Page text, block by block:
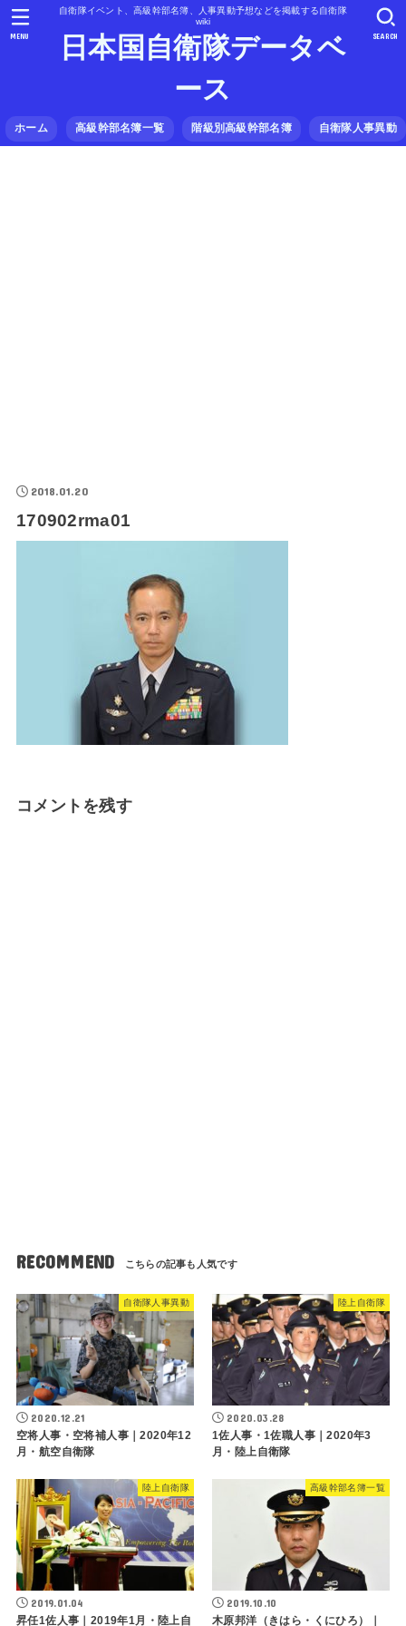
自衛隊イベント、高級幹部名簿、人事異動予想などを掲載する自衛隊
wiki
日本国自衛隊データベ
ース
ホーム 高級幹部名簿一覧 階級別高級幹部名簿 自衛隊人事異動
SEARCH
MENU
2018.01.20
170902rma01
コメントを残す
RECOMMEND
自衛隊人事異動
2020.12.21
空将人事・空将補人事｜2020年12
月・航空自衛隊
陸上自衛隊
2020.03.28
1佐人事・1佐職人事｜2020年3
月・陸上自衛隊
陸上自衛隊
2019.01.04
昇任1佐人事｜2019年1月・陸上自
高級幹部名簿一覧
2019.10.10
木原邦洋（きはら・くにひろ）｜